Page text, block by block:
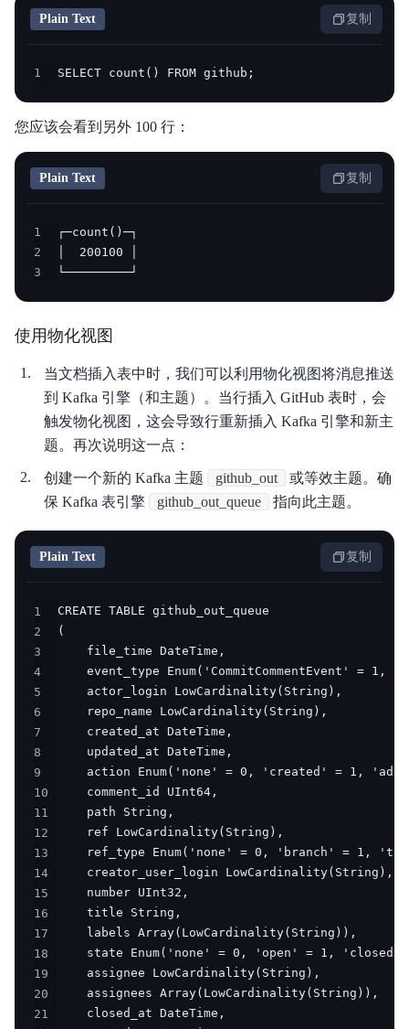
Plain Text 复制
1 SELECT count() FROM github;
您应该会看到另外 100 行：
Plain Text 复制
1
2
3
└─────────┘
使用物化视图
当文档插入表中时，我们可以利用物化视图将消息推送
到 Kafka 引擎（和主题）。当行插入 GitHub 表时，会
触发物化视图，这会导致行重新插入 Kafka 引擎和新主
题。再次说明这一点：
创建一个新的 Kafka 主题 github_out
或等效主题。确
保 Kafka 表引擎
github_out_queue 指向此主题。
Plain Text 复制
1
2
3
4
5
6
7
8
9
10
11
12
13
14
15
16
17
18
19
20
21